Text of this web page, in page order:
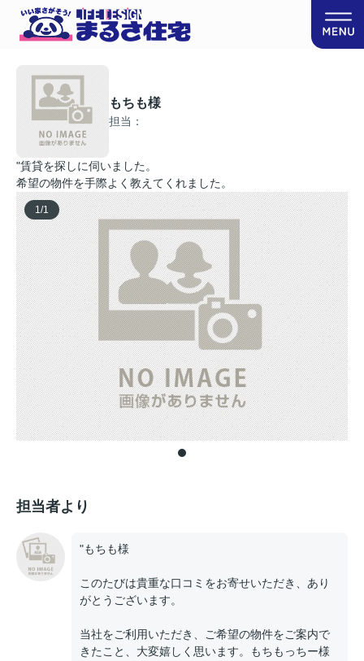
もちも様
担当：
"賃貸を探しに伺いました。
希望の物件を手際よく教えてくれました。
1/1
担当者より
"もちも様
このたびは貴重な口コミをお寄せいただき、あり
がとうございます。
当社をご利用いただき、ご希望の物件をご案内で
きたこと、大変嬉しく思います。もちもっちー様